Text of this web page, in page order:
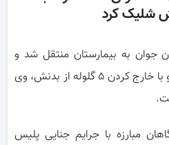
شلیک کرد
جوان به بیمارستان منتقل شد و
تحت عمل جراحی قرار گرفت و با خارج کردن ۵ گلوله از بدنش، وی
مبارزه با جرایم جنایی پلیس